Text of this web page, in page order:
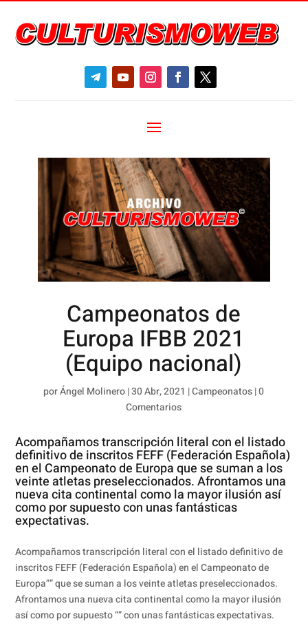
Campeonatos de
Europa IFBB 2021
(Equipo nacional)
porÁngel Molinero|30 Abr, 2021 |Campeonatos|0
Comentarios
Acompañamos transcripción literal con el listado
definitivo de inscritos FEFF (Federación Española)
en el Campeonato de Europa que se suman a los
veinte atletas preseleccionados. Afrontamos una
nueva cita continental como la mayor ilusión así
como por supuesto con unas fantásticas
expectativas.
Acompañamos transcripción literal con el listado definitivo de
inscritos FEFF (Federación Española) en el Campeonato de
Europa”” que se suman a los veinte atletas preseleccionados.
Afrontamos una nueva cita continental como la mayor ilusión
así como por supuesto “” con unas fantásticas expectativas.